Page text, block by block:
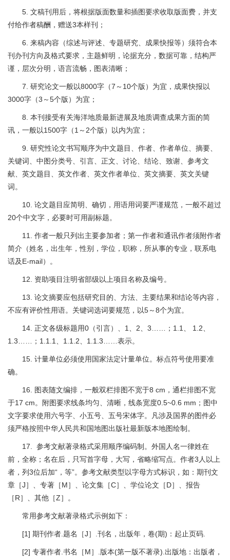
5. 文稿刊用后， 将根据版面数量和插图要求收取版面费，并支
付给作者稿酬， 赠送3本样刊；
6. 来稿内容（综述与评述、专题研究、成果快报等）须符合本
刊办刊方向及格式要求，主题鲜明，论据充分，数据可靠，结构严
谨，层次分明，语言流畅，图表清晰；
7. 研究论文一般以8000字（7～10个版）为宜，成果快报以
3000字（3～5个版）为宜；
8. 本刊接受有关海洋地质最新进展及地质调查成果方面的简
讯，一般以1500字（1～2个版）以内为宜；
9. 研究性论文书写顺序为中文题目、作者、作者单位、摘要、
关键词、中图分类号、引言、正文、讨论、结论、致谢、参考文
献、英文题目、英文作者、英文作者单位、英文摘要、英文关键
词。
10. 论文题目应简明、确切，用语用词要严谨规范，一般不超过
20个中文字，必要时可用副标题。
11. 作者一般只列出主要参加者；第一作者和通讯作者须附作者
简介（姓名，出生年，性别，学位，职称，所从事的专业，联系电
话及E-mail）。
12. 资助项目注明省部级以上项目名称及编号。
13. 论文摘要应包括研究目的、方法、主要结果和结论等内容，
不应有评价性用语。关键词选词要规范，以5～8个为宜。
14. 正文各级标题用0（引言）、1、2、3……；1.1、 1.2、
1.3……；1.1.1、1.1.2、1.1.3……表示。
15. 计量单位必须使用国家法定计量单位。标点符号使用要准
确。
16. 图表随文编排，一般双栏排图不宽于8 cm，通栏排图不宽
于17 cm。附图要求线条均匀、清晰，线条宽度0.5~0.6 mm；图中
文字要求使用六号字、小五号、五号宋体字。凡涉及国界的图件必
须严格按照中华人民共和国地图出版社最新版本地图绘制。
17. 参考文献著录格式采用顺序编码制。外国人名一律姓在
前，全称；名在后，只写首字母，大写，省略缩写点。作者3人以上
者，列3位后加“，等”。参考文献类型以字母方式标识，如：期刊文
章［J］、专著［M］、论文集［C］、学位论文［D］、报告
［R］、其他［Z］。
常用参考文献著录格式示例如下：
[1] 期刊作者.题名［J］.刊名，出版年，卷(期)：起止页码.
[2] 专著作者.书名［M］.版本(第一版不著录).出版地：出版者，